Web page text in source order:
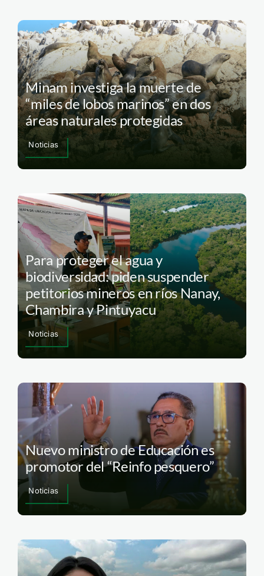
Minam investiga la muerte de
“miles de lobos marinos” en dos
áreas naturales protegidas
Noticias
Para proteger el agua y
biodiversidad: piden suspender
petitorios mineros en ríos Nanay,
Chambira y Pintuyacu
Noticias
Nuevo ministro de Educación es
promotor del “Reinfo pesquero”
Noticias